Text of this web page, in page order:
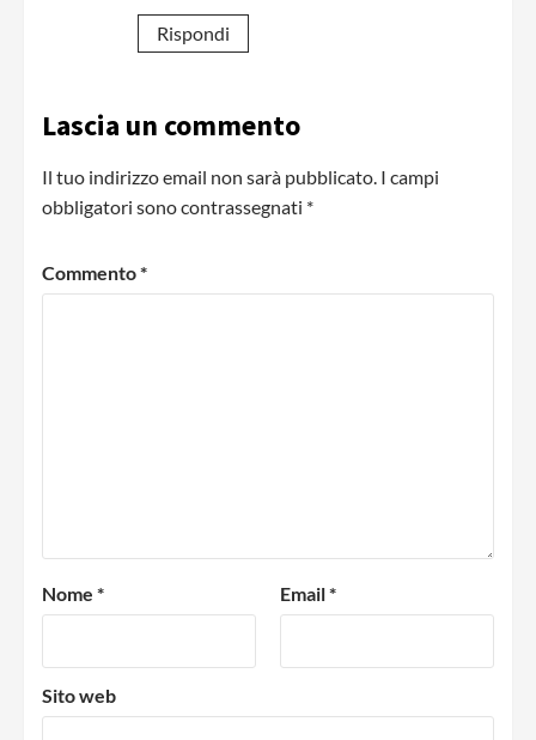
Rispondi
Lascia un commento
Il tuo indirizzo email non sarà pubblicato. I campi
obbligatori sono contrassegnati *
Commento*
Nome * Email*
Sito web